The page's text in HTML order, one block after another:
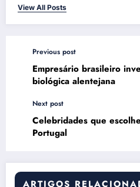
View All Posts
Previous post
Empresário brasileiro
biológica alentejana
Next post
Celebridades que
Portugal
ARTIGOS